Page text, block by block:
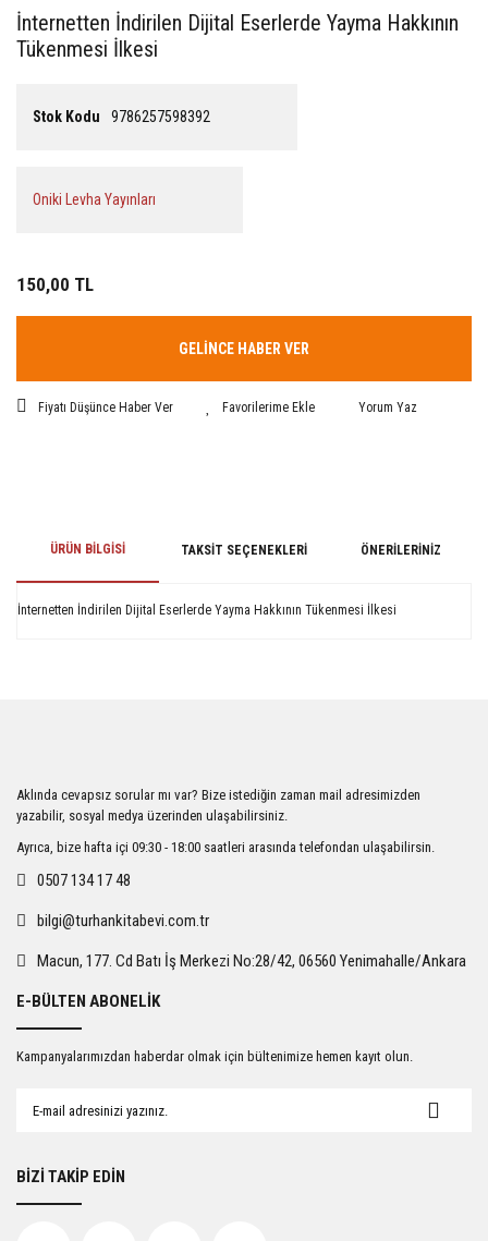
İnternetten İndirilen Dijital Eserlerde Yayma Hakkının
Tükenmesi İlkesi
Stok Kodu 9786257598392
Oniki Levha Yayınları
150,00 TL
GELİNCE HABER VER
Fiyatı Düşünce Haber Ver Yorum Yaz
ÜRÜN BILGISI TAKSIT SEÇENEKLERI ÖNERILERINIZ
İnternetten İndirilen Dijital Eserlerde Yayma Hakkının Tükenmesi İlkesi
Ürün açıklamasında eksik bilgiler bulunuyor.
Ürün bilgilerinde hatalar bulunuyor.
Ürün fiyatı diğer sitelerden daha pahalı.
Gönder
Aklında cevapsız sorular mı var? Bize istediğin zaman mail adresimizden
yazabilir, sosyal medya üzerinden ulaşabilirsiniz.
Ayrıca, bize hafta içi 09:30 - 18:00 saatleri arasında telefondan ulaşabilirsin.
0507 134 17 48
bilgi@turhankitabevi.com.tr
Macun, 177. Cd Batı İş Merkezi No:28/42, 06560 Yenimahalle/Ankara
E-BÜLTEN ABONELİK
Kampanyalarımızdan haberdar olmak için bültenimize hemen kayıt olun.
BİZİ TAKİP EDİN